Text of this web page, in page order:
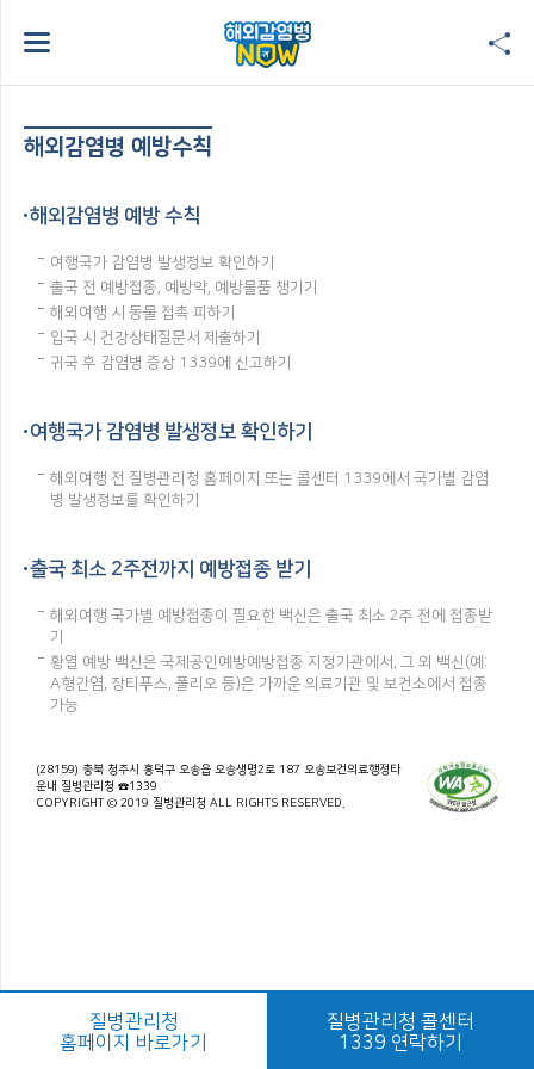
해외감염병 예방수칙
해외감염병 예방 수칙
여행국가 감염병 발생정보 확인하기
출국 전 예방접종, 예방약, 예방물품 챙기기
해외여행 시 동물 접촉 피하기
입국 시 건강상태질문서 제출하기
귀국 후 감염병 증상 1339에 신고하기
여행국가 감염병 발생정보 확인하기
해외여행 전 질병관리청 홈페이지 또는 콜센터 1339에서 국가별 감염
병 발생정보를 확인하기
출국 최소 2주전까지 예방접종 받기
해외여행 국가별 예방접종이 필요한 백신은 출국 최소 2주 전에 접종받
기
황열 예방 백신은 국제공인예방예방접종 지정기관에서, 그 외 백신(예:
A형간염, 장티푸스, 폴리오 등)은 가까운 의료기관 및 보건소에서 접종
가능
(28159) 충북 청주시 흥덕구 오송읍 오송생명2로 187 오송보건의료행정타
운내 질병관리청 ☎1339
COPYRIGHT © 2019 질병관리청 ALL RIGHTS RESERVED.
질병관리청
홈페이지 바로가기
질병관리청 콜센터
1339 연락하기